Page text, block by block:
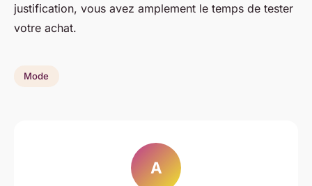
justification, vous avez amplement le temps de tester
votre achat.
Mode
A